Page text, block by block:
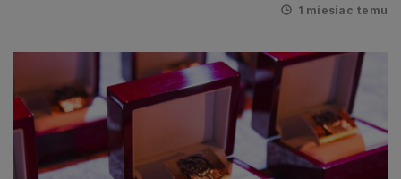
1 miesiac temu